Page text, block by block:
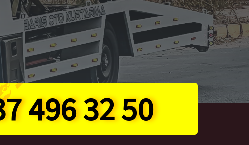
496 32 50